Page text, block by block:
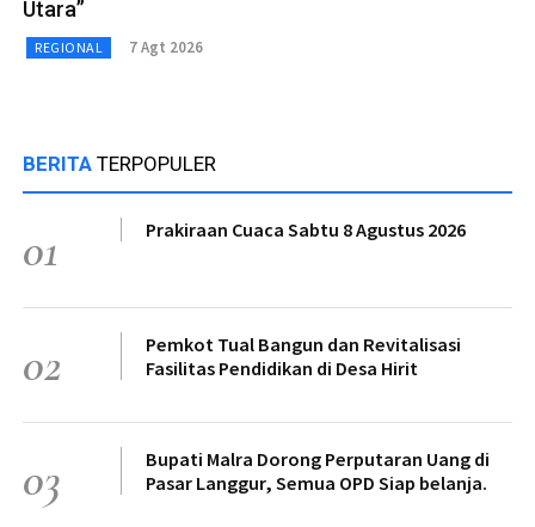
Utara”
REGIONAL 7 Agt 2026
BERITA TERPOPULER
01 Prakiraan Cuaca Sabtu 8 Agustus 2026
02
Pemkot Tual Bangun dan Revitalisasi
Fasilitas Pendidikan di Desa Hirit
03
Bupati Malra Dorong Perputaran Uang di
Pasar Langgur, Semua OPD Siap belanja.